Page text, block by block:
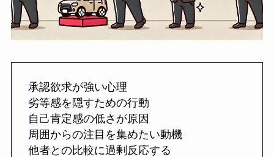
承認欲求が強い心理
劣等感を隠すための行動
自己肯定感の低さが原因
周囲からの注目を集めたい動機
他者との比較に過剰反応する